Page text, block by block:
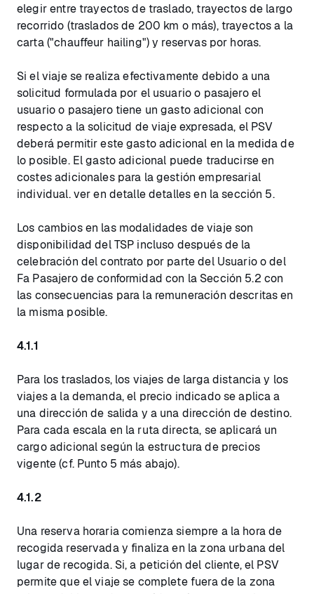
elegir entre trayectos de traslado, trayectos de largo
recorrido (traslados de 200 km o más), trayectos a la
carta ("chauffeur hailing") y reservas por horas.
Si el viaje se realiza efectivamente debido a una
solicitud formulada por el usuario o pasajero el
usuario o pasajero tiene un gasto adicional con
respecto a la solicitud de viaje expresada, el PSV
deberá permitir este gasto adicional en la medida de
lo posible. El gasto adicional puede traducirse en
costes adicionales para la gestión empresarial
individual. ver en detalle detalles en la sección 5.
Los cambios en las modalidades de viaje son
disponibilidad del TSP incluso después de la
celebración del contrato por parte del Usuario o del
Fa Pasajero de conformidad con la Sección 5.2 con
las consecuencias para la remuneración descritas en
la misma posible.
4.1.1
Para los traslados, los viajes de larga distancia y los
viajes a la demanda, el precio indicado se aplica a
una dirección de salida y a una dirección de destino.
Para cada escala en la ruta directa, se aplicará un
cargo adicional según la estructura de precios
vigente (cf. Punto 5 más abajo).
4.1.2
Una reserva horaria comienza siempre a la hora de
recogida reservada y finaliza en la zona urbana del
lugar de recogida. Si, a petición del cliente, el PSV
permite que el viaje se complete fuera de la zona